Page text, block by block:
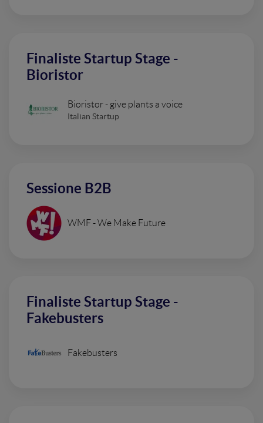
Finaliste Startup Stage -
Bioristor
Bioristor - give plants a voice
Italian Startup
Sessione B2B
WMF - We Make Future
Finaliste Startup Stage -
Fakebusters
Fakebusters